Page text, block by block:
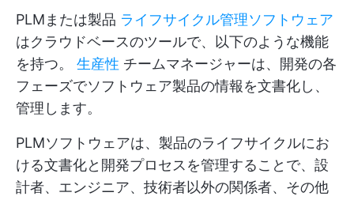
PLMまたは製品 ライフサイクル管理ソフトウェア
はクラウドベースのツールで、以下のような機能
を持つ。 生産性 チームマネージャーは、開発の各
フェーズでソフトウェア製品の情報を文書化し、
管理します。
PLMソフトウェアは、製品のライフサイクルにお
ける文書化と開発プロセスを管理することで、設
計者、エンジニア、技術者以外の関係者、その他